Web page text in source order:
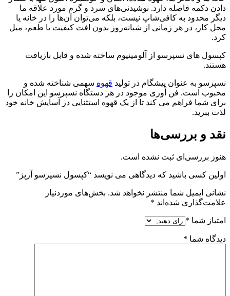
دادن دکمه فاصله دارد. نوشیدنی‌های سرد و گرم مورد علاقه ما
دیگر محدود به کافی‌شاپ نیست، بلکه می‌توان آن‌ها را در خانه یا
محل کار، در هر زمانی از شبانه‌روز بدون افت کیفیت یا طعم، میل
کرد.
کپسول های نسپرسو از آلومینیوم ساخته شده و قابل بازیافت
هستند.
نسپرسو به عنوان پیشگام در تولید قهوه سهمی شناخته شده و
محبوب است. فن آوری موجود در هر دستگاه نسپرسو این امکان را
برای شما فراهم می کند تا از یک قهوه استثنایی در آسایش خانه خود
لذت ببرید.
نقد و بررسی‌ها
هنوز بررسی‌ای ثبت نشده است.
اولین کسی باشید که دیدگاهی می نویسد “کپسول نسپرسو آرپژ”
نشانی ایمیل شما منتشر نخواهد شد. بخش‌های موردنیاز
علامت‌گذاری شده‌اند *
امتیاز شما *
دیدگاه شما *